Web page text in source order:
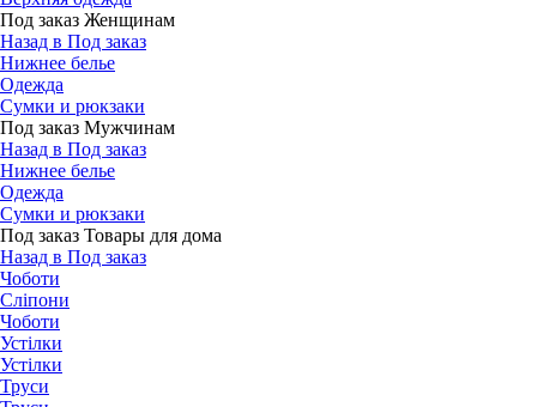
Под заказ Женщинам
Назад в Под заказ
Нижнее белье
Одежда
Сумки и рюкзаки
Под заказ Мужчинам
Назад в Под заказ
Нижнее белье
Одежда
Сумки и рюкзаки
Под заказ Товары для дома
Назад в Под заказ
Чоботи
Сліпони
Чоботи
Устілки
Устілки
Труси